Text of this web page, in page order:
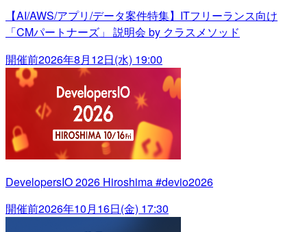
【AI/AWS/アプリ/データ案件特集】ITフリーランス向け
「CMパートナーズ」 説明会 by クラスメソッド
開催前2026年8月12日(水) 19:00
DevelopersIO 2026 Hiroshima #devio2026
開催前2026年10月16日(金) 17:30